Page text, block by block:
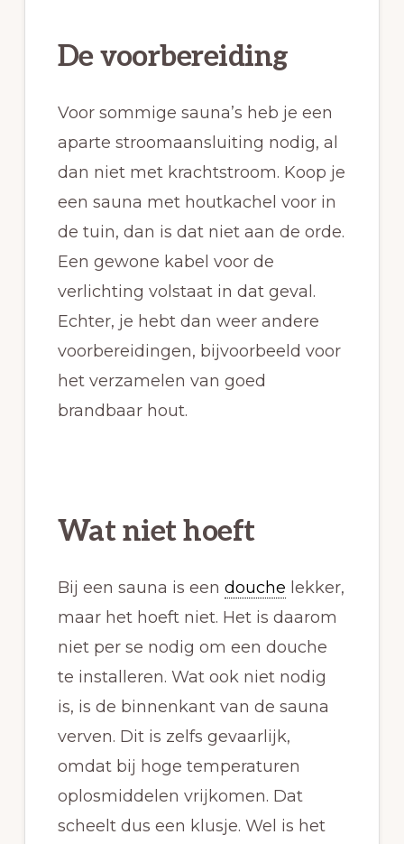
De voorbereiding
Voor sommige sauna’s heb je een
aparte stroomaansluiting nodig, al
dan niet met krachtstroom. Koop je
een sauna met houtkachel voor in
de tuin, dan is dat niet aan de orde.
Een gewone kabel voor de
verlichting volstaat in dat geval.
Echter, je hebt dan weer andere
voorbereidingen, bijvoorbeeld voor
het verzamelen van goed
brandbaar hout.
Wat niet hoeft
Bij een sauna is een douche lekker,
maar het hoeft niet. Het is daarom
niet per se nodig om een douche
te installeren. Wat ook niet nodig
is, is de binnenkant van de sauna
verven. Dit is zelfs gevaarlijk,
omdat bij hoge temperaturen
oplosmiddelen vrijkomen. Dat
scheelt dus een klusje. Wel is het